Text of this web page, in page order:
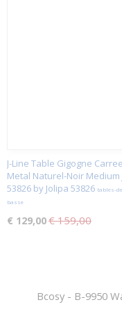
J-Line Table Gigogne
Metal Naturel-Noir Medium
53826 by Jolipa 53826 tables-
basse
€ 129,00€ 159,00
Bcosy - B-9950